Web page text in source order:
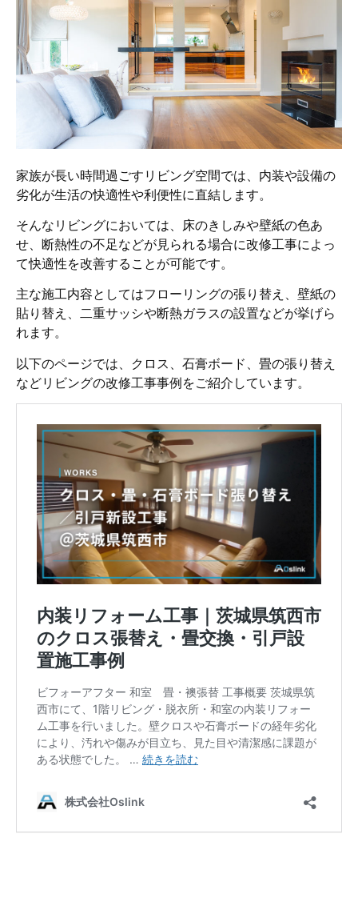
家族が長い時間過ごすリビング空間では、内装や設備の
劣化が生活の快適性や利便性に直結します。
そんなリビングにおいては、床のきしみや壁紙の色あ
せ、断熱性の不足などが見られる場合に改修工事によっ
て快適性を改善することが可能です。
主な施工内容としてはフローリングの張り替え、壁紙の
貼り替え、二重サッシや断熱ガラスの設置などが挙げら
れます。
以下のページでは、クロス、石膏ボード、畳の張り替え
などリビングの改修工事事例をご紹介しています。